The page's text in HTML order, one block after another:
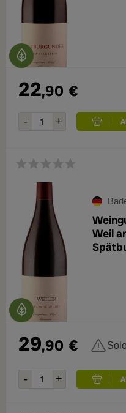
22,90 €
Weil
29,90 €